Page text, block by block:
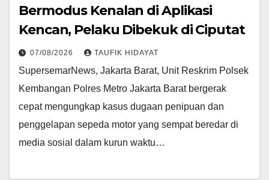
Bermodus Kenalan di Aplikasi
Kencan, Pelaku Dibekuk di Ciputat
07/08/2026 TAUFIK HIDAYAT
SupersemarNews, Jakarta Barat, Unit Reskrim Polsek
Kembangan Polres Metro Jakarta Barat bergerak
cepat mengungkap kasus dugaan penipuan dan
penggelapan sepeda motor yang sempat beredar di
media sosial dalam kurun waktu…